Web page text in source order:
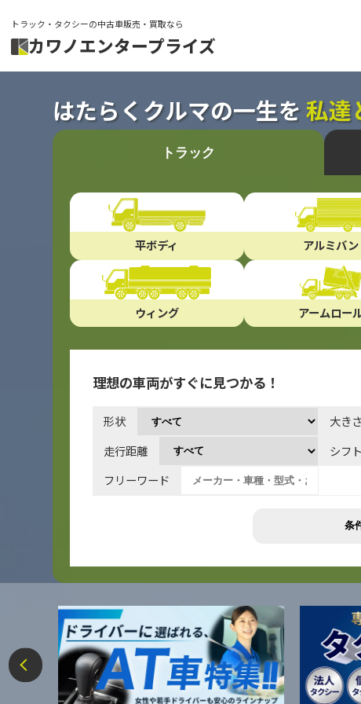
トラック・タクシーの中古車販売・買取なら
カワノエンタープライズ
はたらくクルマの一生を 私達
トラック
平ボディ アルミバン
ウィング アームロー
理想の車両がすぐに見つかる！
形状 大きさ
走行距離 シフト
フリーワード
条